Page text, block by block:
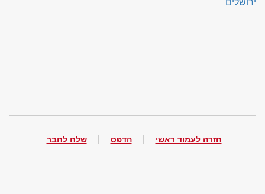
ירושלים
חזרה לעמוד ראשי הדפס שלח לחבר